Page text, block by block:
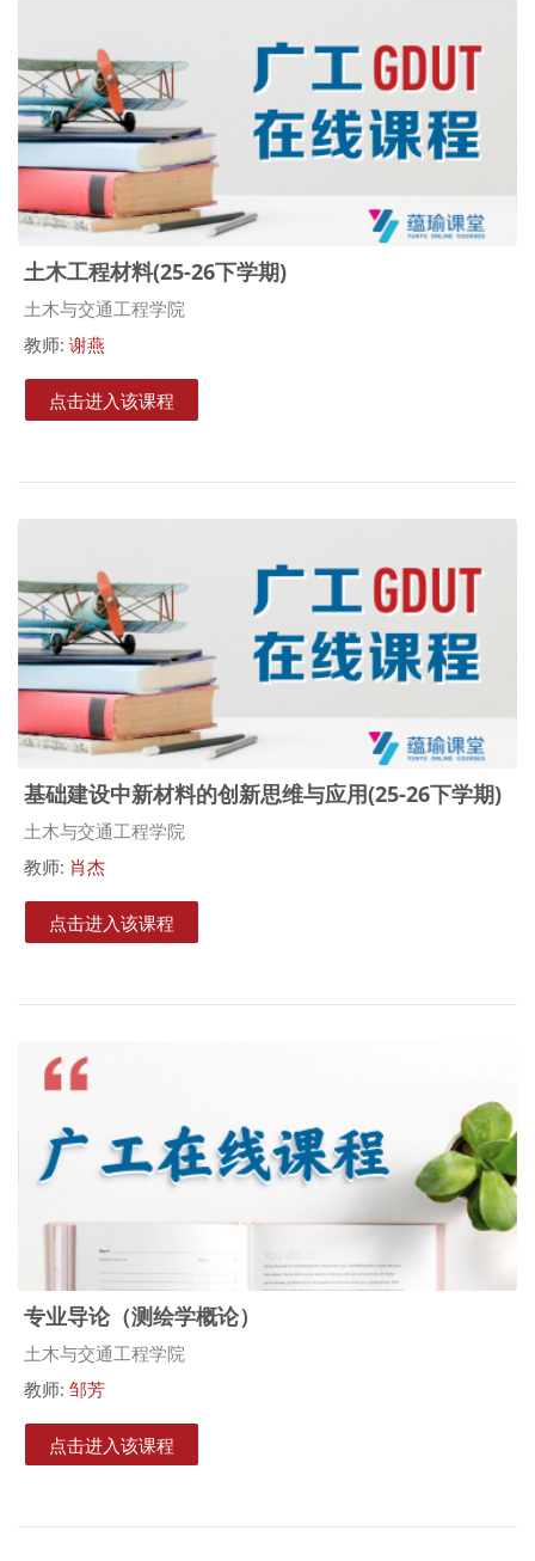
土木工程材料(25-26下学期)
课程类别
土木与交通工程学院
教师: 谢燕
点击进入该课程
基础建设中新材料的创新思维与应用(25-26下学期)
课程类别
土木与交通工程学院
教师: 肖杰
点击进入该课程
专业导论（测绘学概论）
课程类别
土木与交通工程学院
教师: 邹芳
点击进入该课程